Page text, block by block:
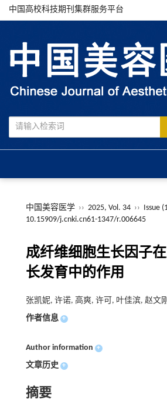
中国高校科技期刊集群服务平台
中国美容医学 ›› 2025, Vol. 34 ›› Issue
10.15909/j.cnki.cn61-1347/r.006645
成纤维细胞生长因子
长发育中的作用
张凯妮, 许诺, 高爽, 许可, 叶佳滨, 赵文刚
作者信息 +
Author information +
文章历史 +
摘要